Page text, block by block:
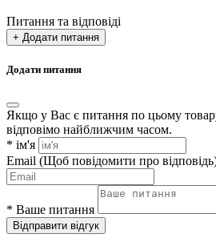
Питання та відповіді
+ Додати питання
Додати питання
Якщо у Вас є питання по цьому
відповімо найближчим часом.
* ім'я
Email (Щоб повідомити про
* Ваше питання
Відправити відгук